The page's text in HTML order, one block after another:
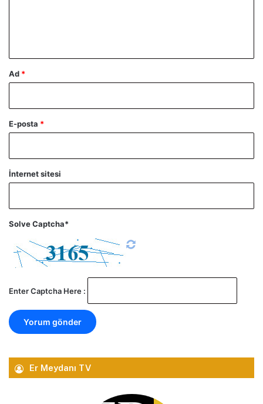
Ad *
E-posta *
İnternet sitesi
Solve Captcha*
Enter Captcha Here :
Er Meydanı TV